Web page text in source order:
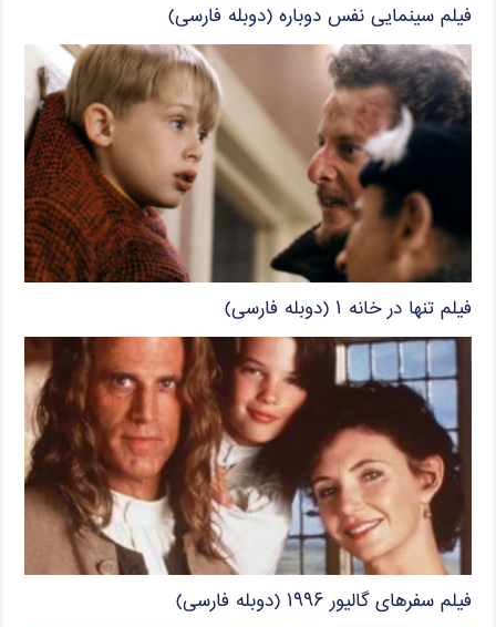
فیلم سینمایی نفس دوباره (دوبله فارسی)
فیلم تنها در خانه ۱ (دوبله فارسی)
فیلم سفرهای گالیور ۱۹۹۶ (دوبله فارسی)